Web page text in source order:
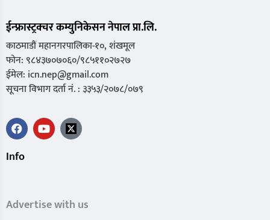
ईन्फ्रास्ट्रक्चर कम्युनिकेसन नेपाल प्रा.लि.
काठमाडौं महानगरपालिका-१०, शंखमूल
फोन: ९८४३७०७०६०/९८५११०२७२७
ईमेल: icn.nep@gmail.com
सूचना विभाग दर्ता नं. : ३३५३/२०७८/०७९
Info
Advertise with us